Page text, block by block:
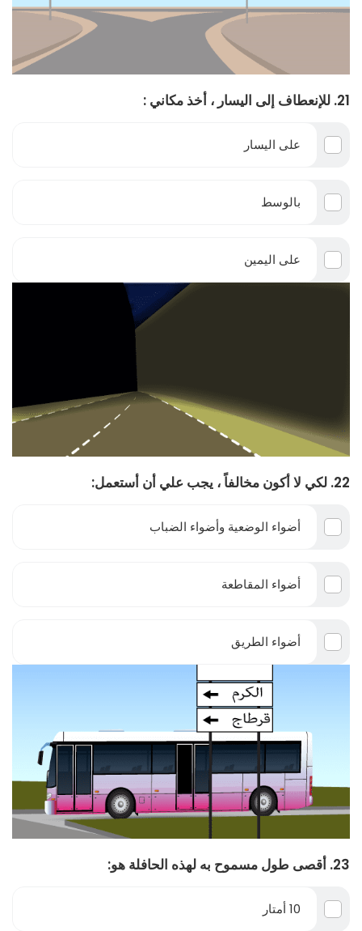
21. للإنعطاف إلى اليسار ، أخذ مكاني :
على اليسار
بالوسط
على اليمين
22. لكي لا أكون مخالفاً ، يجب علي أن أستعمل:
أضواء الوضعية وأضواء الضباب
أضواء المقاطعة
أضواء الطريق
23. أقصى طول مسموح به لهذه الحافلة هو:
10 أمتار